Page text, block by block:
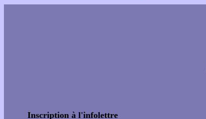
Inscription à l'infolettre